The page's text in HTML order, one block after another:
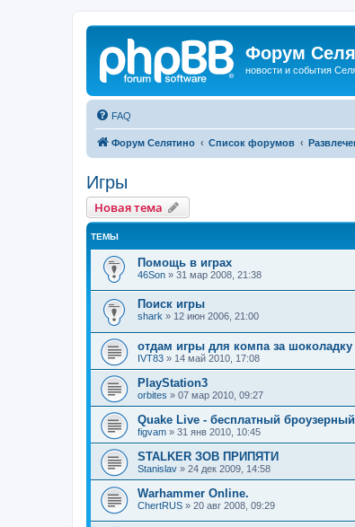
Форум
новости и события
FAQ
Форум Селятино Список форумов
Игры
Новая тема
ТЕМЫ
Помощь в играх
46Son » 31 мар 2008, 21:38
Поиск игры
shark » 12 июн 2006, 21:00
отдам игры для компа за шоколадку
IVT83 » 14 май 2010, 17:08
PlayStation3
orbites » 07 мар 2010, 09:27
Quake Live - бесплатный
figvam » 31 янв 2010, 10:45
STALKER ЗОВ ПРИПЯТИ
Stanislav » 24 дек 2009, 14:58
Warhammer Online.
ChertRUS » 20 авг 2008, 09:29